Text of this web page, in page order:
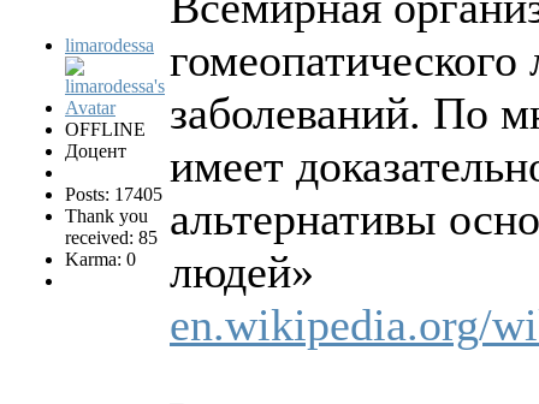
limarodessa
OFFLINE
Доцент
Posts: 17405
Thank you
received: 85
Karma: 0
заболеваний. По
имеет
альтернативы
людей»
en.wikipedia.org/